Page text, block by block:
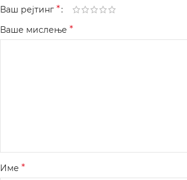
Ваш рејтинг *
Ваше мислење *
Име *